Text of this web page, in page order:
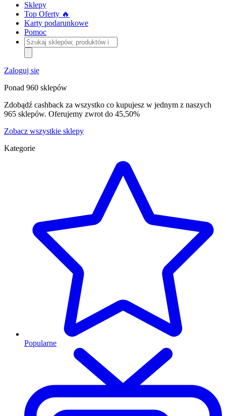
Sklepy
Top Oferty 🔥
Karty podarunkowe
Pomoc
Szukaj
sklepów,
produktów
i
kategorii
Zaloguj się
Ponad 960 sklepów
Zdobądź cashback za wszystko co kupujesz w jednym z naszych
965 sklepów. Oferujemy zwrot do 45,50%
Zobacz wszystkie sklepy
Kategorie
Popularne